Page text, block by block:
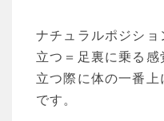
ナチュラルポジシ
立つ＝足裏に乗る感
立つ際に体の一番
です。